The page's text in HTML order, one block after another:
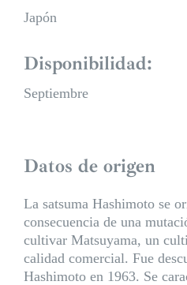
Japón
Disponibilidad:
Septiembre
Datos de origen
La satsuma Hashimoto se
consecuencia de una
cultivar Matsuyama, un
calidad comercial. Fue
Hashimoto en 1963. Se